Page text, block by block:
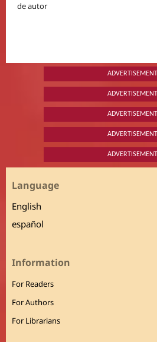
de autor
ADVERTISEMENT
ADVERTISEMENT
ADVERTISEMENT
ADVERTISEMENT
ADVERTISEMENT
Language
English
español
Information
For Readers
For Authors
For Librarians